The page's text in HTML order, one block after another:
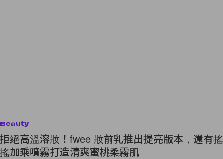
Beauty
拒絕高溫溶妝！fwee 妝前乳推出提亮版本，還有搖
搖加乘噴霧打造清爽蜜桃柔霧肌